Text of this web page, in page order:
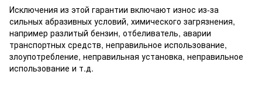
Исключения из этой гарантии включают износ из-за
сильных абразивных условий, химического загрязнения,
например разлитый бензин, отбеливатель, аварии
транспортных средств, неправильное использование,
злоупотребление, неправильная установка, неправильное
использование и т.д.